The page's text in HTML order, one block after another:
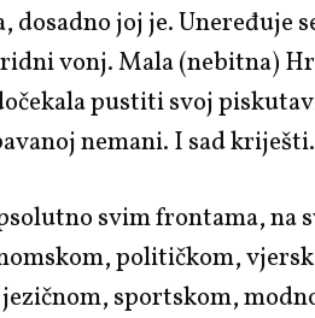
dosadno joj je. Uneređuje
vonj. Mala (nebitna)
pustiti svoj
nemani. I sad
svim frontama, na
političkom,
sportskom,